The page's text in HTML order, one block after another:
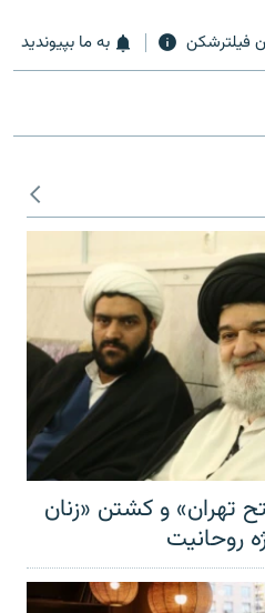
فیلترشکن به ما بپیوندید
تهران» و کشتن «زنان
روحانیت